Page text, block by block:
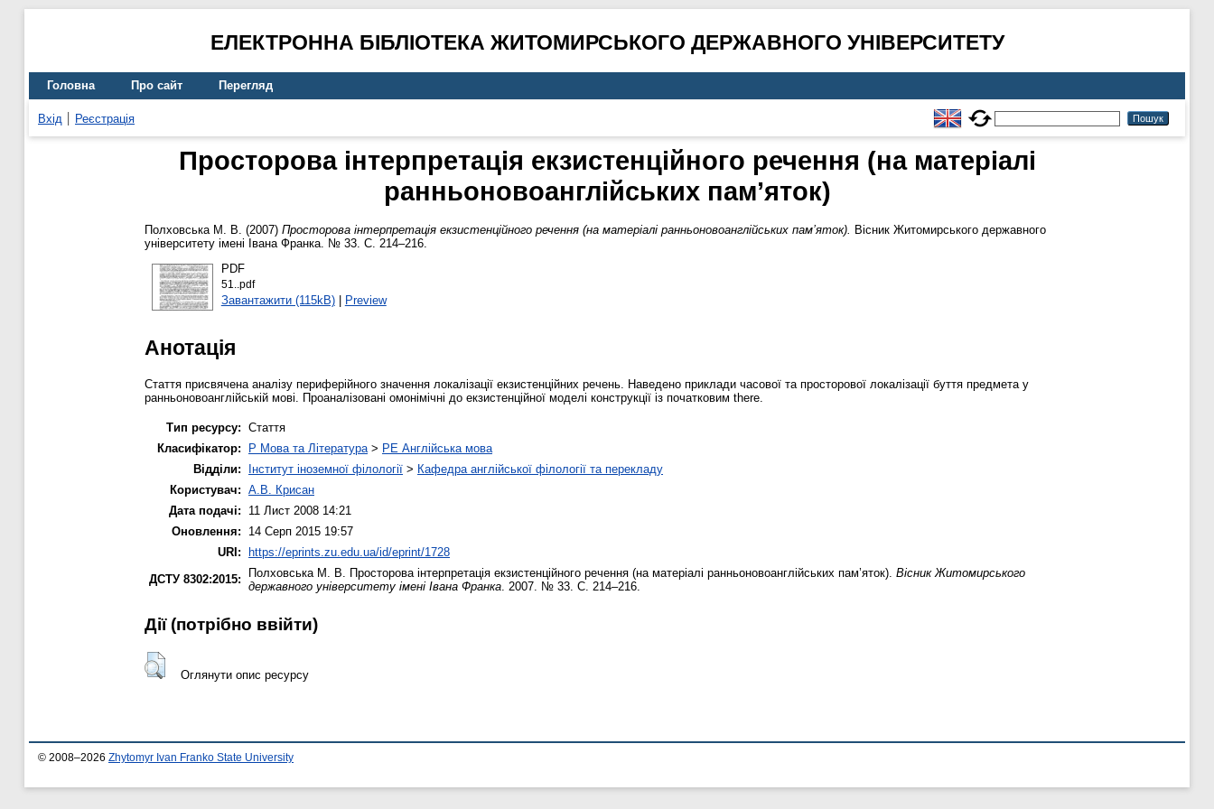
ЕЛЕКТРОННА БІБЛІОТЕКА ЖИТОМИРСЬКОГО ДЕРЖАВНОГО УНІВЕРСИТЕТУ
Головна Про сайт Перегляд
Вхід Реєстрація
Просторова інтерпретація екзистенційного речення (на матеріалі
ранньоновоанглійських пам’яток)
Полховська М. В. (2007) Просторова інтерпретація екзистенційного речення (на матеріалі ранньоновоанглійських пам’яток). Вісник Житомирського державного
університету імені Івана Франка. № 33. С. 214–216.
PDF
51..pdf
Завантажити (115kB)| Preview
Анотація
Стаття присвячена аналізу периферійного значення локалізації екзистенційних речень. Наведено приклади часової та просторової локалізації буття предмета у
ранньоновоанглійській мові. Проаналізовані омонімічні до екзистенційної моделі конструкції із початковим there.
Тип ресурсу: Стаття
Класифікатор:
P Мова та Література > PE Англійська мова
Відділи:
Інститут іноземної філології > Кафедра англійської філології та перекладу
Користувач: А.В. Крисан
Дата подачі:
11 Лист 2008 14:21
Оновлення:
14 Серп 2015 19:57
URI: https://eprints.zu.edu.ua/id/eprint/1728
ДСТУ 8302:2015:
Полховська М. В. Просторова інтерпретація екзистенційного речення (на матеріалі ранньоновоанглійських пам’яток). Вісник Житомирського
державного університету імені Івана Франка . 2007. № 33. С. 214–216.
Дії ​​(потрібно ввійти)
Оглянути опис ресурсу
© 2008–2026 Zhytomyr Ivan Franko State University